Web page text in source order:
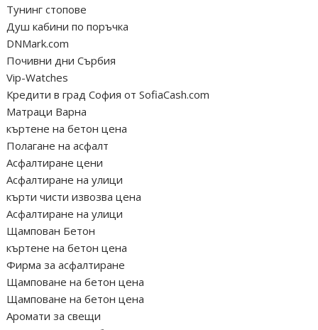
Тунинг стопове
Душ кабини по поръчка
DNMark.com
Почивни дни Сърбия
Vip-Watches
Кредити в град София от SofiaCash.com
Матраци Варна
къртене на бетон цена
Полагане на асфалт
Асфалтиране цени
Асфалтиране на улици
кърти чисти извозва цена
Асфалтиране на улици
Щампован Бетон
къртене на бетон цена
Фирма за асфалтиране
Щамповане на бетон цена
Щамповане на бетон цена
Аромати за свещи